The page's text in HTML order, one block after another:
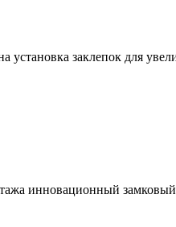
заклепок для
инновационный